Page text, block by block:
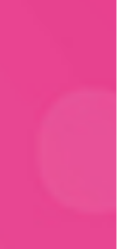
und
2026